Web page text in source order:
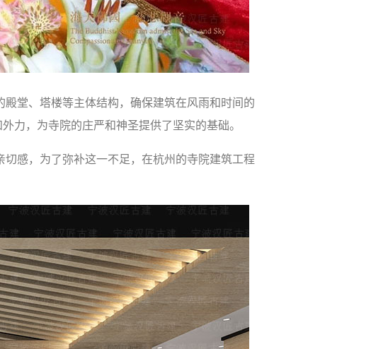
堂、塔楼等主体结构，确保建筑在风雨和时间的
力，为寺院的庄严和神圣提供了坚实的基础。
感，为了弥补这一不足，在杭州的寺院建筑工程